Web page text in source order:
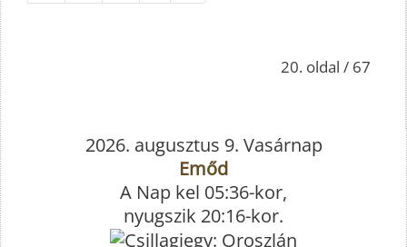
20. oldal / 67
2026. augusztus 9. Vasárnap
Emőd
A Nap kel 05:36-kor,
nyugszik 20:16-kor.